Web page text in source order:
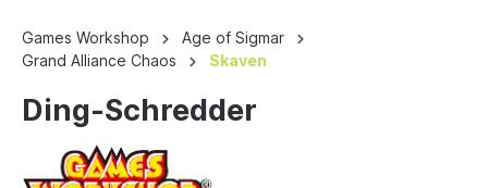
Games Workshop
Age of Sigmar
Grand Alliance Chaos
Skaven
Ding-Schredder